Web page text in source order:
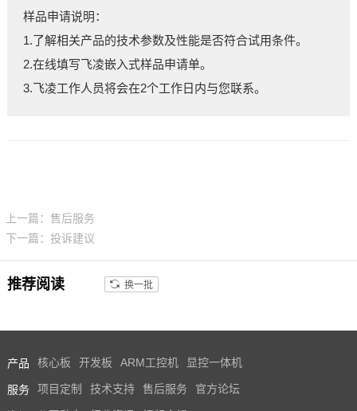
淘宝商城
新闻中心
技术论坛
样品申请说明：
1.了解相关产品的技术参数及性能是否符合试用条件。
2.在线填写飞凌嵌入式样品申请单。
3.飞凌工作人员将会在2个工作日内与您联系。
上一篇：售后服务
下一篇：投诉建议
推荐阅读 换一批
产品 核心板 开发板 ARM工控机 显控一体机
服务 项目定制 技术支持 售后服务 官方论坛